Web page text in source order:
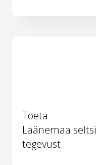
Toeta
Läänemaa seltsi
tegevust